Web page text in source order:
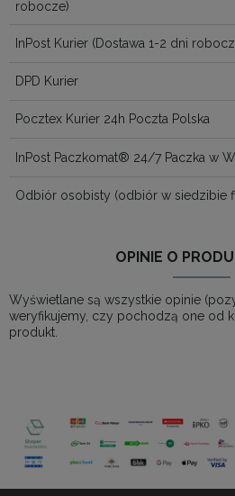
robocze)
InPost Kurier (Dostawa 1-2 dni
DPD Kurier
Pocztex Kurier 24h Poczta Polska
InPost Paczkomat® 24/7 Paczka w
Odbiór osobisty (odbiór w siedzibie
OPINIE O
Wyświetlane są wszystkie opinie
weryfikujemy, czy pochodzą one od
produkt.